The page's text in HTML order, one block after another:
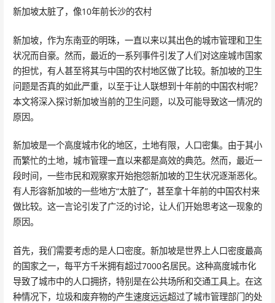
新加坡太脏了，像10年前长沙的农村
新加坡，作为东南亚的明珠，一直以来以其出色的城市管理和卫生
状况而自豪。然而，最近的一系列事件引发了人们对这座城市国家
的担忧，有人甚至将其与中国的农村地区做了比较。新加坡的卫生
问题是否真的如此严重，以至于让人联想到十年前的中国农村呢？
本文将深入探讨新加坡当前的卫生问题，以及可能导致这一情况的
原因。
新加坡是一个高度城市化的地区，土地有限，人口密集。由于其小
而繁忙的土地，城市管理一直以来都是高效的典范。然而，最近一
段时间，一些市民和观察家开始抱怨新加坡的卫生状况逐渐恶化。
有人形容新加坡的一些地方“太脏了”，甚至拿十年前的中国农村来
做比较。这一言论引发了广泛的讨论，让人们开始思考这一现象的
原因。
首先，我们需要考虑的是人口密度。新加坡是世界上人口密度最高
的国家之一，每平方千米拥有超过7000名居民。这种高度城市化
导致了城市中的人口拥挤，特别是在公共场所和交通工具上。在这
种情况下，垃圾和废弃物的产生速度远远超过了城市管理部门的处